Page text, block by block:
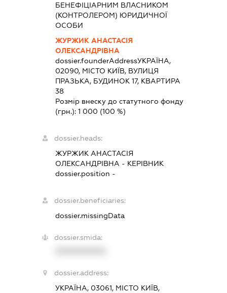
БЕНЕФІЦІАРНИМ ВЛАСНИКОМ
(КОНТРОЛЕРОМ) ЮРИДИЧНОЇ
ОСОБИ
ЖУРЖИК АНАСТАСІЯ
ОЛЕКСАНДРІВНА
dossier.founderAddressУКРАЇНА,
02090, МІСТО КИЇВ, ВУЛИЦЯ
ПРАЗЬКА, БУДИНОК 17, КВАРТИРА
38
Розмір внеску до статутного фонду
(грн.): 1 000 (100 %)
dossier.heads:
ЖУРЖИК АНАСТАСІЯ
ОЛЕКСАНДРІВНА - КЕРІВНИК
dossier.position -
dossier.beneficiaries:
dossier.missingData
dossier.smida:
dossier.address:
УКРАЇНА, 03061, МІСТО КИЇВ,